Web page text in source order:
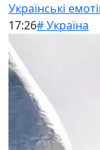
Українські
17:26# Україна